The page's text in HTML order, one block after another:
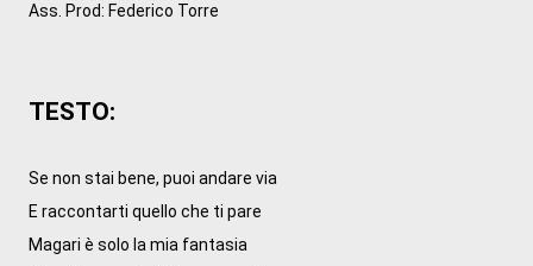
Ass. Prod: Federico Torre
TESTO:
Se non stai bene, puoi andare via
E raccontarti quello che ti pare
Magari è solo la mia fantasia